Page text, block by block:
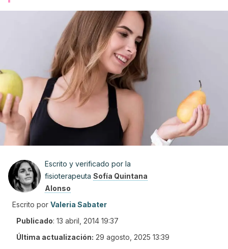
Escrito y verificado por la
fisioterapeuta Sofía Quintana
Alonso
Escrito por Valeria Sabater
Publicado: 13 abril, 2014 19:37
Última actualización: 29 agosto, 2025 13:39